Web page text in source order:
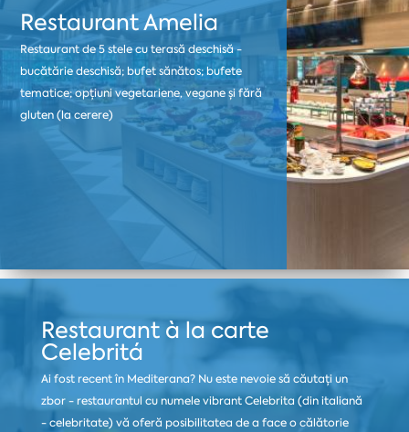
Restaurant Amelia
Restaurant de 5 stele cu terasă deschisă -
bucătărie deschisă; bufet sănătos; bufete
tematice; opțiuni vegetariene, vegane și fără
gluten (la cerere)
Restaurant à la carte
Celebritá
Ai fost recent în Mediterana? Nu este nevoie să căutați un
zbor - restaurantul cu numele vibrant Celebrita (din italiană
- celebritate) vă oferă posibilitatea de a face o călătorie